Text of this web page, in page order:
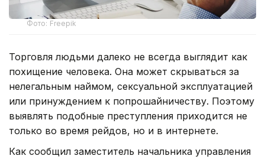
Фото: Freepik
Торговля людьми далеко не всегда выглядит как
похищение человека. Она может скрываться за
нелегальным наймом, сексуальной эксплуатацией
или принуждением к попрошайничеству. Поэтому
выявлять подобные преступления приходится не
только во время рейдов, но и в интернете.
Как сообщил заместитель начальника управления